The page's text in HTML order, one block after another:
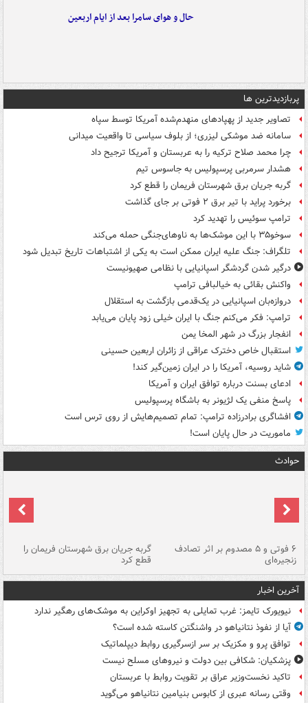
حال و هوای سامرا بعد از ایام اربعین
پربازدیدترین ها
تصاویر جدید از پهپادهای منهدم‌شده آمریکا توسط سپاه
سامانه ضد موشکی لیزری؛ از بلوف سیاسی تا واقعیت میدانی
چرا محمد صلاح ترکیه را به عربستان و آمریکا ترجیح داد
هشدار سرمربی پرسپولیس به جاسوس تیم
گربه جریان برق شهرستان فریمان را قطع کرد
برخورد پراید با تیر برق ۲ فوتی بر جای گذاشت
ترامپ سوئیس را تهدید کرد
سوخو۳۵ با این موشک‌ها به ناوهای‌جنگی حمله می‌کند
تلگراف: جنگ علیه ایران ممکن است به یکی از اشتباهات تاریخ تبدیل شود
درگیر شدن گردشگر اسپانیایی با نظامی صهیونیست
واکنش بقائی به خیالبافی ترامپ
دروازه‌بان اسپانیایی در یک‌قدمی بازگشت به استقلال
ترامپ: فکر می‌کنم جنگ با ایران خیلی زود پایان می‌یابد
انفجار بزرگ در شهر المخا یمن
استقبال خاص دخترک عراقی از زائران اربعین حسینی
شاید روسیه، آمریکا را در ایران زمین‌گیر کند!
ادعای بسنت درباره توافق ایران و آمریکا
پاسخ منفی یک لژیونر به باشگاه پرسپولیس
افشاگری برادرزاده ترامپ: تمام تصمیم‌هایش از روی ترس است
ماموریت در حال پایان است!
حوادث
۶ فوتی و ۵ مصدوم بر اثر تصادف
زنجیره‌ای
گربه جریان برق شهرستان فریمان را
قطع کرد
آخرین اخبار
نیویورک تایمز: غرب تمایلی به تجهیز اوکراین به موشک‌های رهگیر ندارد
آیا از نفوذ نتانیاهو در واشنگتن کاسته شده است؟
توافق پرو و مکزیک بر سر ازسرگیری روابط دیپلماتیک
پزشکیان: شکافی بین دولت و نیروهای مسلح نیست
تاکید نخست‌وزیر عراق بر تقویت روابط با عربستان
وقتی رسانه عبری از کابوس بنیامین نتانیاهو می‌گوید